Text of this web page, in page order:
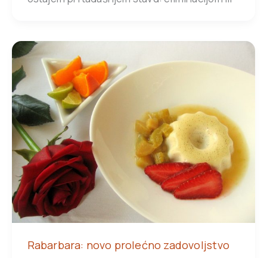
Rabarbara: novo prolećno zadovoljstvo